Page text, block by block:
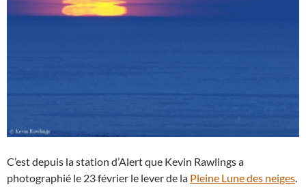
C’est depuis la station d’Alert que Kevin Rawlings a
photographié le 23 février le lever de la Pleine Lune des neiges.